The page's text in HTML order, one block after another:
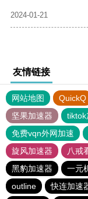
2024-01-21
友情链接
网站地图 QuickQ
坚果加速器
tiktok
免费vqn外网加速
旋风加速器
八戒
黑豹加速器
一元
outline
快连加速